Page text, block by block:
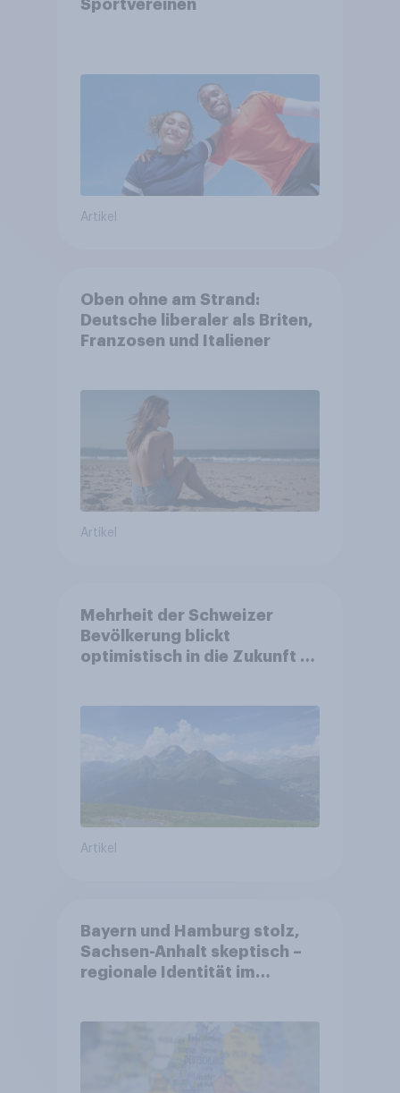
Sportvereinen
Artikel
Oben ohne am Strand:
Deutsche liberaler als Briten,
Franzosen und Italiener
Artikel
Mehrheit der Schweizer
Bevölkerung blickt
optimistisch in die Zukunft –
Altersvorsorge
Artikel
Bayern und Hamburg stolz,
Sachsen-Anhalt skeptisch –
regionale Identität im